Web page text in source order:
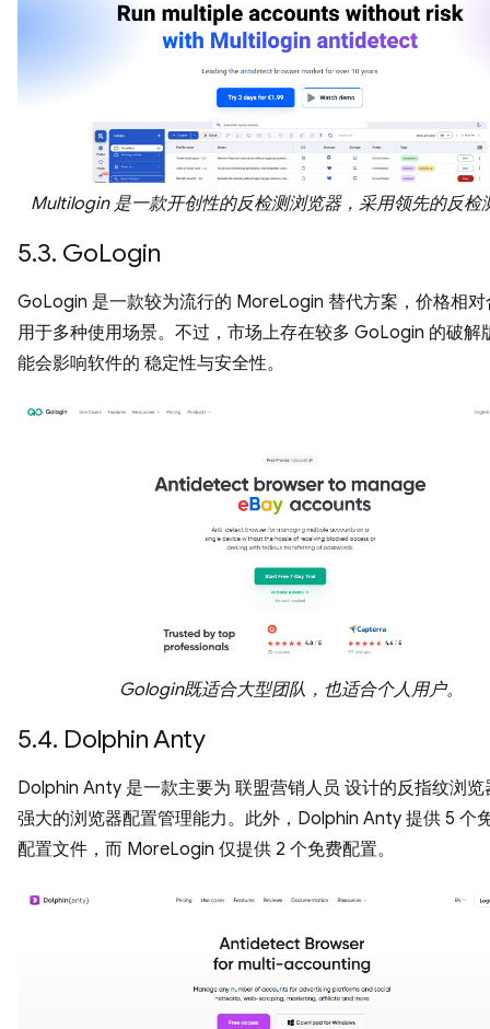
Multilogin 是一款开创性的反检测浏览器，采用领先的反检
5.3. GoLogin
GoLogin 是一款较为流行的 MoreLogin 替代方案，价格相对
用于多种使用场景。不过，市场上存在较多 GoLogin 的破解
能会影响软件的 稳定性与安全性。
Gologin既适合大型团队，也适合个人用户。
5.4. Dolphin Anty
Dolphin Anty 是一款主要为 联盟营销人员 设计的反指纹浏览
强大的浏览器配置管理能力。此外，Dolphin Anty 提供 5 个
配置文件，而 MoreLogin 仅提供 2 个免费配置。